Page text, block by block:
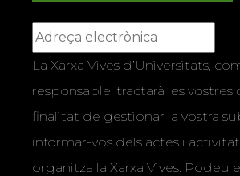
La Xarxa Vives d’Universitats,
responsable, tractarà les vostres
finalitat de gestionar la vostra
informar-vos dels actes i
organitza la Xarxa Vives. Podeu